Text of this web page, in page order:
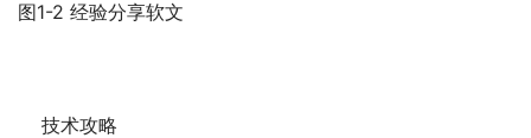
图1-2 经验分享软文
技术攻略